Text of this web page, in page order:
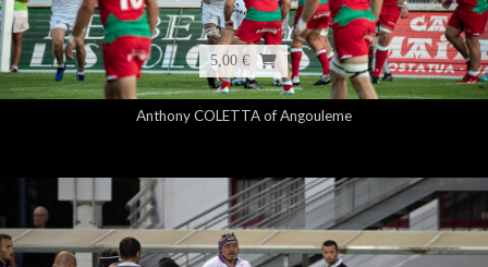
5,00 €
Anthony COLETTA of Angouleme